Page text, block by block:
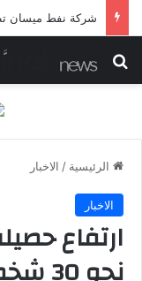
بحث عن
الرئيسية / الاخبار
الاخبار
ارتفاع